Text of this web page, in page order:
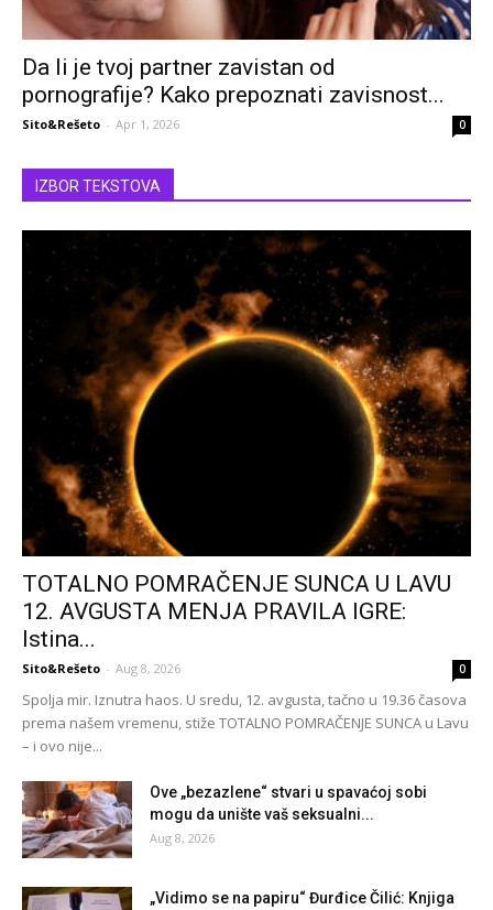
Da li je tvoj partner zavistan od
pornografije? Kako prepoznati zavisnost...
Sito&Rešeto - Apr 1, 2026 0
IZBOR TEKSTOVA
TOTALNO POMRAČENJE SUNCA U LAVU
12. AVGUSTA MENJA PRAVILA IGRE:
Istina...
Sito&Rešeto - Aug 8, 2026 0
Spolja mir. Iznutra haos. U sredu, 12. avgusta, tačno u 19.36 časova
prema našem vremenu, stiže TOTALNO POMRAČENJE SUNCA u Lavu
– i ovo nije...
Ove „bezazlene“ stvari u spavaćoj sobi
mogu da unište vaš seksualni...
Aug 8, 2026
„Vidimo se na papiru“ Đurđice Čilić: Knjiga